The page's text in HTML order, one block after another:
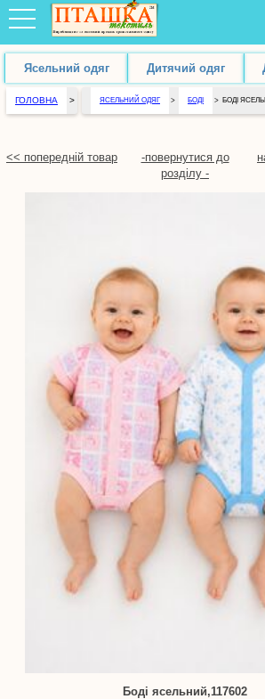
Ясельний одяг Дитячий одяг
ГОЛОВНА > ЯСЕЛЬНИЙ ОДЯГ > БОДІ > БОДІ
<< попередній товар
-повернутися до
розділу -
Боді ясельний,117602